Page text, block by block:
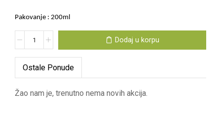
Pakovanje : 200ml
Dodaj u korpu
Ostale Ponude
Žao nam je, trenutno nema novih akcija.